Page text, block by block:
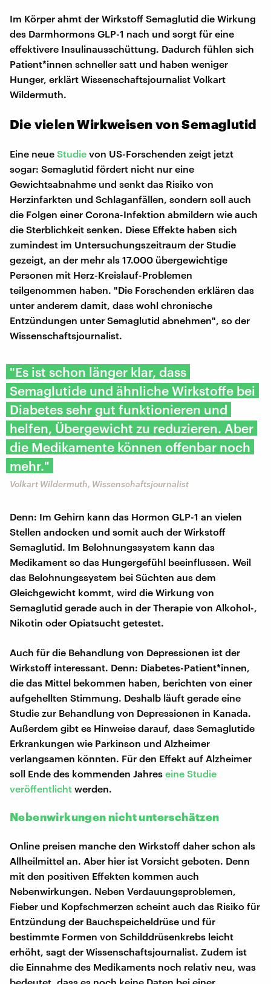
Im Körper ahmt der Wirkstoff Semaglutid die Wirkung
des Darmhormons GLP-1 nach und sorgt für eine
effektivere Insulinausschüttung. Dadurch fühlen sich
Patient*innen schneller satt und haben weniger
Hunger, erklärt Wissenschaftsjournalist Volkart
Wildermuth.
Die vielen Wirkweisen von Semaglutid
Eine neue Studie von US-Forschenden zeigt jetzt
sogar: Semaglutid fördert nicht nur eine
Gewichtsabnahme und senkt das Risiko von
Herzinfarkten und Schlaganfällen, sondern soll auch
die Folgen einer Corona-Infektion abmildern wie auch
die Sterblichkeit senken. Diese Effekte haben sich
zumindest im Untersuchungszeitraum der Studie
gezeigt, an der mehr als 17.000 übergewichtige
Personen mit Herz-Kreislauf-Problemen
teilgenommen haben. "Die Forschenden erklären das
unter anderem damit, dass wohl chronische
Entzündungen unter Semaglutid abnehmen", so der
Wissenschaftsjournalist.
"Es ist schon länger klar, dass
Semaglutide und ähnliche Wirkstoffe bei
Diabetes sehr gut funktionieren und
helfen, Übergewicht zu reduzieren. Aber
die Medikamente können offenbar noch
mehr."
Volkart Wildermuth, Wissenschaftsjournalist
Denn: Im Gehirn kann das Hormon GLP-1 an vielen
Stellen andocken und somit auch der Wirkstoff
Semaglutid. Im Belohnungssystem kann das
Medikament so das Hungergefühl beeinflussen. Weil
das Belohnungssystem bei Süchten aus dem
Gleichgewicht kommt, wird die Wirkung von
Semaglutid gerade auch in der Therapie von Alkohol-,
Nikotin oder Opiatsucht getestet.
Auch für die Behandlung von Depressionen ist der
Wirkstoff interessant. Denn: Diabetes-Patient*innen,
die das Mittel bekommen haben, berichten von einer
aufgehellten Stimmung. Deshalb läuft gerade eine
Studie zur Behandlung von Depressionen in Kanada.
Außerdem gibt es Hinweise darauf, dass Semaglutide
Erkrankungen wie Parkinson und Alzheimer
verlangsamen könnten. Für den Effekt auf Alzheimer
soll Ende des kommenden Jahres eine Studie
veröffentlicht werden.
Nebenwirkungen nicht unterschätzen
Online preisen manche den Wirkstoff daher schon als
Allheilmittel an. Aber hier ist Vorsicht geboten. Denn
mit den positiven Effekten kommen auch
Nebenwirkungen. Neben Verdauungsproblemen,
Fieber und Kopfschmerzen scheint auch das Risiko für
Entzündung der Bauchspeicheldrüse und für
bestimmte Formen von Schilddrüsenkrebs leicht
erhöht, sagt der Wissenschaftsjournalist. Zudem ist
die Einnahme des Medikaments noch relativ neu, was